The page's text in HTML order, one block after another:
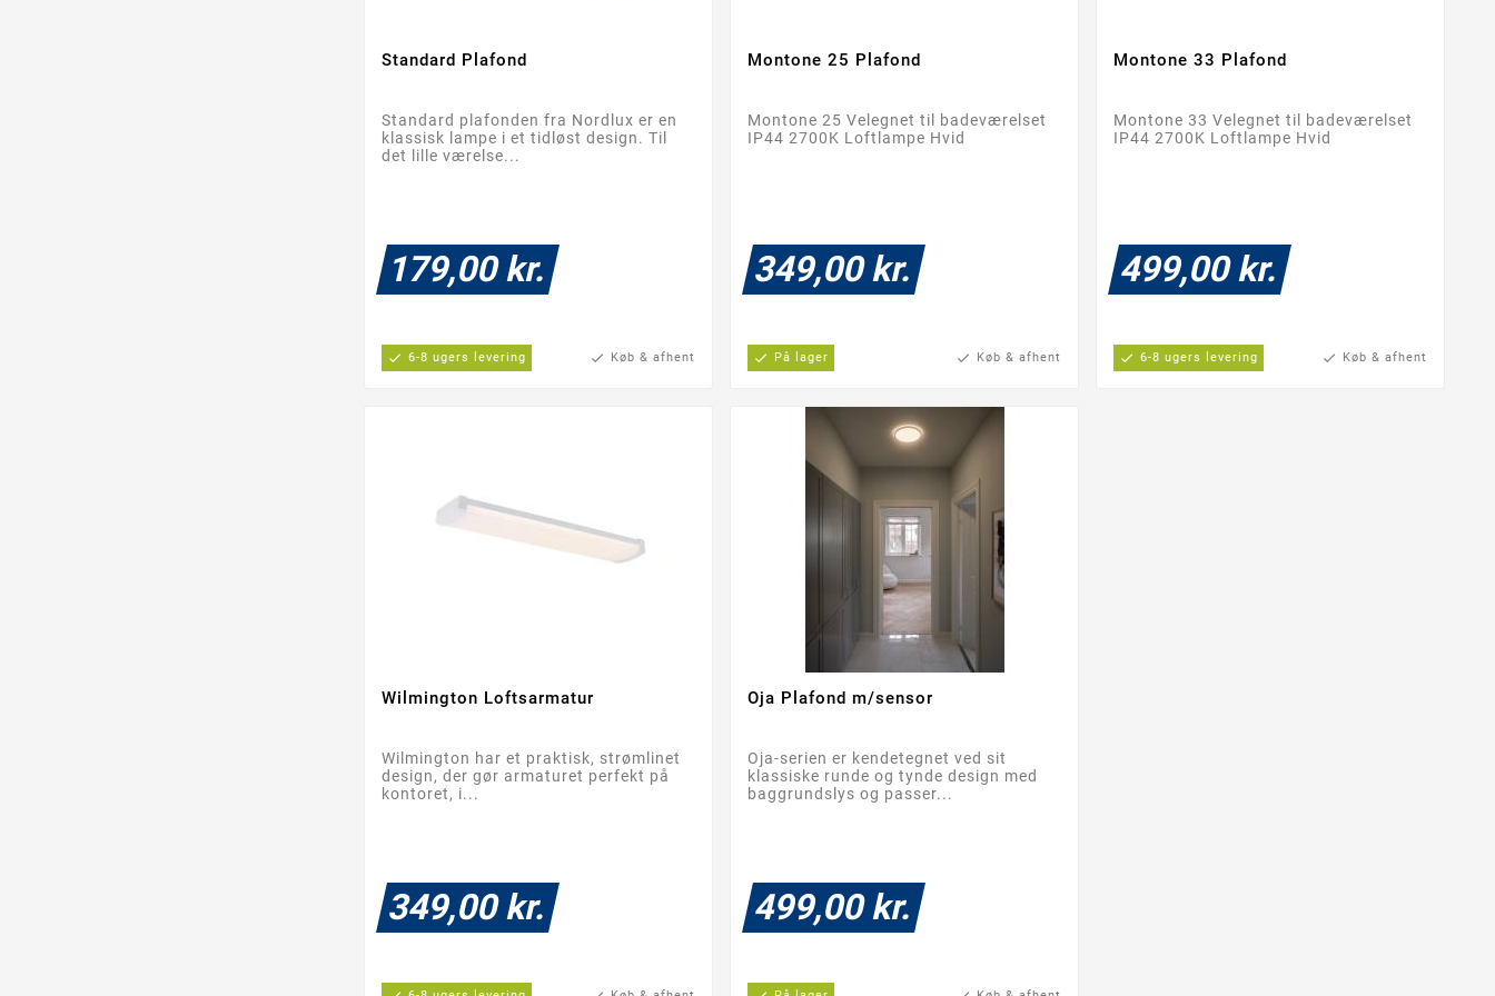
Standard Plafond
Standard plafonden fra Nordlux er en
klassisk lampe i et tidløst design. Til
det lille værelse...
179,00 kr.
check 6-8 ugers levering check Køb & afhent
Montone 25 Plafond
Montone 25 Velegnet til badeværelset
IP44 2700K Loftlampe Hvid
349,00 kr.
check På lager check Køb & afhent
Montone 33 Plafond
Montone 33 Velegnet til badeværelset
IP44 2700K Loftlampe Hvid
499,00 kr.
check 6-8 ugers levering check Køb & afhent
Wilmington Loftsarmatur
Wilmington har et praktisk, strømlinet
design, der gør armaturet perfekt på
kontoret, i...
349,00 kr.
Oja Plafond m/sensor
Oja-serien er kendetegnet ved sit
klassiske runde og tynde design med
baggrundslys og passer...
499,00 kr.